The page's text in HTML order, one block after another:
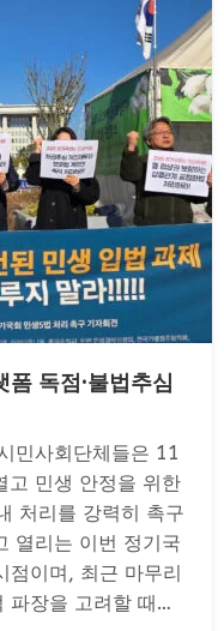
독점·불법추심
민사회단체들은 11
고 민생 안정을 위한
처리를 강력히 촉구
열리는 이번 정기국
점이며, 최근 마무리
파장을 고려할 때…